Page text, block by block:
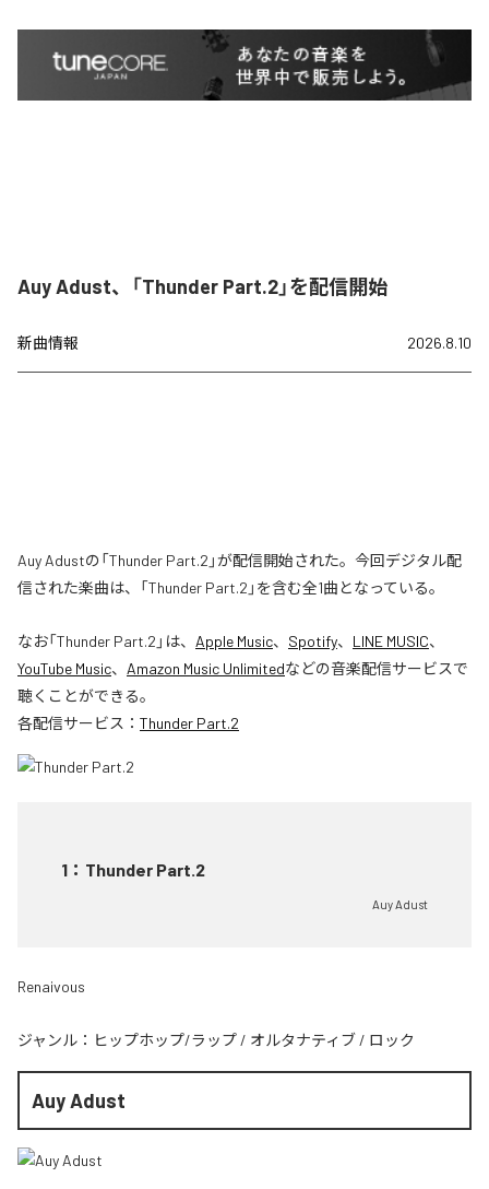
Auy Adust、「Thunder Part.2」を配信開始
新曲情報 2026.8.10
Auy Adustの「Thunder Part.2」が配信開始された。今回デジタル配
信された楽曲は、「Thunder Part.2」を含む全1曲となっている。
なお「Thunder Part.2 」は、 Apple Music、 Spotify、 LINE MUSIC、
YouTube Music、 Amazon Music Unlimitedなどの音楽配信サービスで
聴くことができる。
各配信サービス： Thunder Part.2
1 ： Thunder Part.2
Auy Adust
Renaivous
ジャンル： ヒップホップ/ラップ / オルタナティブ / ロック
Auy Adust